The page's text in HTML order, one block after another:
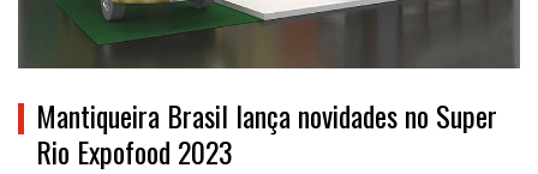
Mantiqueira Brasil lança novidades no Super
Rio Expofood 2023